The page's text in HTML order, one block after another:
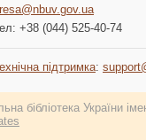
+38 (044) 525-40-74
підтримка:
бібліотека України